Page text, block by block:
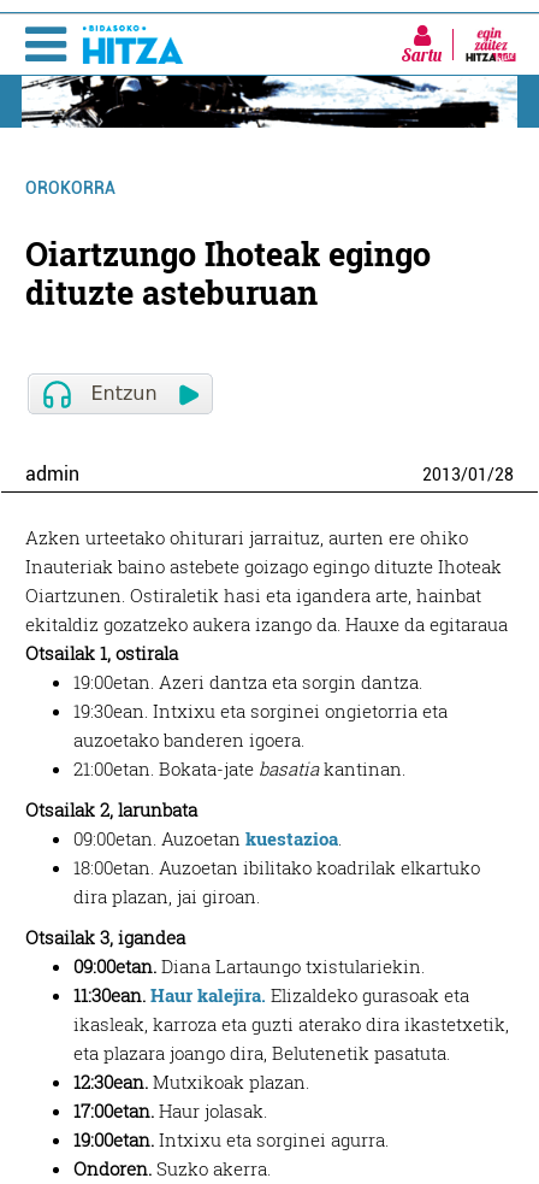
Sartu
OROKORRA
Oiartzungo Ihoteak egingo
dituzte asteburuan
admin 2013/01/28
Azken urteetako ohiturari jarraituz, aurten ere ohiko
Inauteriak baino astebete goizago egingo dituzte Ihoteak
Oiartzunen. Ostiraletik hasi eta igandera arte, hainbat
ekitaldiz gozatzeko aukera izango da. Hauxe da egitaraua
Otsailak 1, ostirala
19:00etan. Azeri dantza eta sorgin dantza.
19:30ean. Intxixu eta sorginei ongietorria eta
auzoetako banderen igoera.
21:00etan. Bokata-jate basatiakantinan.
Otsailak 2, larunbata
09:00etan. Auzoetankuestazioa
18:00etan. Auzoetan ibilitako koadrilak elkartuko
dira plazan, jai giroan.
Otsailak 3, igandea
09:00etan. Diana Lartaungo txistulariekin.
11:30ean. Haur kalejira. Elizaldeko gurasoak eta
ikasleak, karroza eta guzti aterako dira ikastetxetik,
eta plazara joango dira, Belutenetik pasatuta.
12:30ean. Mutxikoak plazan.
17:00etan. Haur jolasak.
19:00etan. Intxixu eta sorginei agurra.
Ondoren. Suzko akerra.